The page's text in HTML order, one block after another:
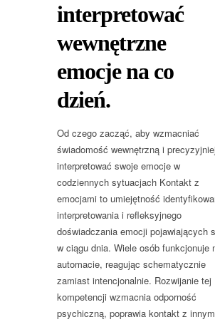
interpretować
wewnętrzne
emocje na co
dzień.
Od czego zacząć, aby wzmacniać
świadomość wewnętrzną i precyzyjniej
interpretować swoje emocje w
codziennych sytuacjach Kontakt z
emocjami to umiejętność
interpretowania i refleksyjnego
doświadczania emocji pojawiających
w ciągu dnia. Wiele osób funkcjonuje
automacie, reagując schematycznie
zamiast intencjonalnie. Rozwijanie tej
kompetencji wzmacnia odporność
psychiczną, poprawia kontakt z